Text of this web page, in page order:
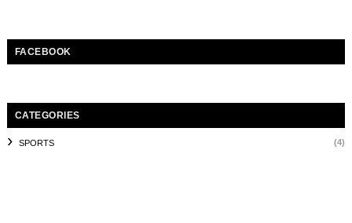
FACEBOOK
CATEGORIES
SPORTS (4)